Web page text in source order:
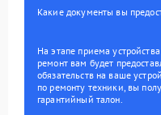
Какие документы вы
На этапе приема
ремонт вам будет
обязательств на ваше
по ремонту техники, вы
гарантийный талон.